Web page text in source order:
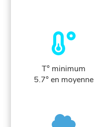
T° minimum
5.7° en moyenne